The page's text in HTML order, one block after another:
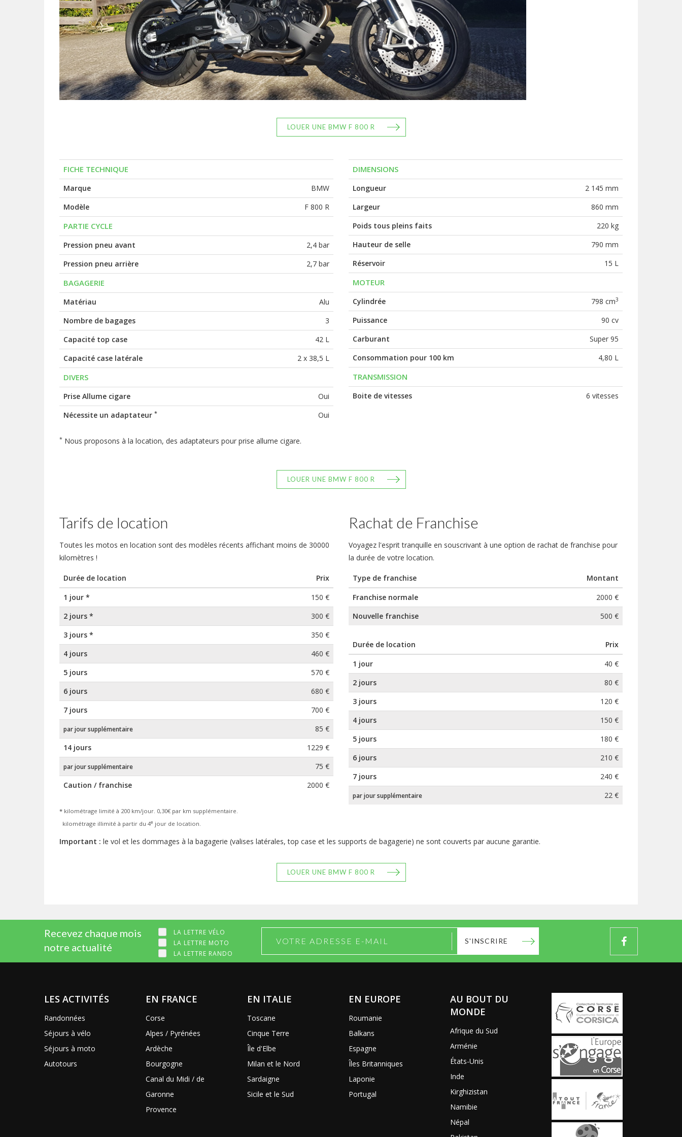
LOUER UNE BMW F 800 R
FICHE TECHNIQUE
Marque
BMW
Modèle
F 800 R
PARTIE CYCLE
Pression pneu avant
2,4 bar
Pression pneu arrière
2,7 bar
BAGAGERIE
Matériau
Alu
Nombre de bagages
3
Capacité top case
42 L
Capacité case latérale
2 x 38,5 L
DIVERS
Prise Allume cigare
Oui
Nécessite un adaptateur * Oui
DIMENSIONS
Longueur
2 145 mm
Largeur
860 mm
Poids tous pleins faits
220 kg
Hauteur de selle
790 mm
Réservoir
15 L
MOTEUR
Cylindrée 798 cm3
Puissance
90 cv
Carburant
Super 95
Consommation pour 100 km
4,80 L
TRANSMISSION
Boite de vitesses 6 vitesses
* Nous proposons à la location, des adaptateurs pour prise allume cigare.
LOUER UNE BMW F 800 R
Tarifs de location
Toutes les motos en location sont des modèles récents affichant moins de 30000
kilomètres !
Durée de location
Prix
1 jour *
150 €
2 jours *
300 €
3 jours *
350 €
4 jours
460 €
5 jours
570 €
6 jours
680 €
7 jours
700 €
par jour supplémentaire
85 €
14 jours
1229 €
par jour supplémentaire
75 €
Caution / franchise
2000 €
* kilométrage limité à 200 km/jour. 0,30€ par km supplémentaire.
kilométrage illimité à partir du 4e jour de location.
Rachat de Franchise
Voyagez l'esprit tranquille en souscrivant à une option de rachat de franchise pour
la durée de votre location.
Type de franchise
Montant
Franchise normale
2000 €
Nouvelle franchise
500 €
Durée de location
Prix
1 jour
40 €
2 jours
80 €
3 jours
120 €
4 jours
150 €
5 jours
180 €
6 jours
210 €
7 jours
240 €
par jour supplémentaire 22 €
Important : le vol et les dommages à la bagagerie (valises latérales, top case et les supports de bagagerie) ne sont couverts par aucune garantie.
LOUER UNE BMW F 800 R
Recevez chaque mois
notre actualité
LA LETTRE VÉLO
LA LETTRE MOTO
LA LETTRE RANDO
S'INSCRIRE
LES ACTIVITÉS
Randonnées
Séjours à vélo
Séjours à moto
Autotours
EN FRANCE
Corse
Alpes / Pyrénées
Ardèche
Bourgogne
Canal du Midi / de
Garonne
Provence
EN ITALIE
Toscane
Cinque Terre
Île d'Elbe
Milan et le Nord
Sardaigne
Sicile et le Sud
EN EUROPE
Roumanie
Balkans
Espagne
Îles Britanniques
Laponie
Portugal
AU BOUT DU
MONDE
Afrique du Sud
Arménie
États-Unis
Inde
Kirghizistan
Namibie
Népal